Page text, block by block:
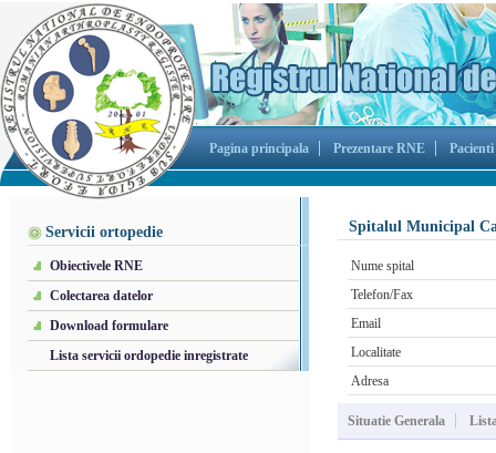
Pagina principala Prezentare RNE Pacienti
Servicii ortopedie
Obiectivele RNE
Colectarea datelor
Download formulare
Lista servicii ordopedie inregistrate
Spitalul Municipal
Nume spital
Telefon/Fax
Email
Localitate
Adresa
Situatie Generala